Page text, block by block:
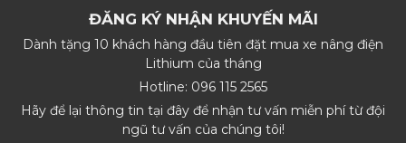
ĐĂNG KÝ NHẬN KHUYẾN MÃI
Dành tặng 10 khách hàng đầu tiên đặt mua xe nâng điện
Lithium của tháng
Hotline: 096 115 2565
Hãy để lại thông tin tại đây để nhận tư vấn miễn phí từ đội
ngũ tư vấn của chúng tôi!